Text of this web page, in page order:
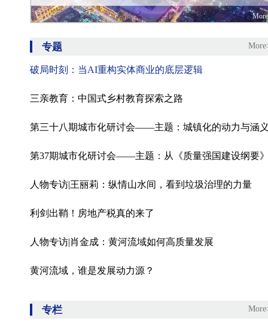
专题
破局时刻：当AI重构实体商业的底层逻辑
三亲教育：中国式乡村教育探索之路
人物专访|王丽莉：纵情山水间，看到垃圾治理的力量
利剑出鞘！房地产税真的来了
人物专访|肖金成：黄河流域如何高质量发展
黄河流域，谁是发展动力源？
专栏